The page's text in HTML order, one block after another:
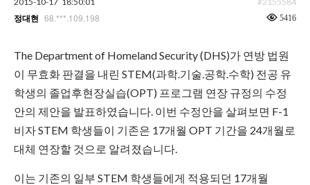
정대현 68.***.109.198 5416
The Department of Homeland Security (DHS)가 연방 법원
이 무효화 판결을 내린 STEM(과학.기술.공학.수학) 전공 유
학생의 졸업후현장실습(OPT) 프로그램 연장 규정의 수정
안의 제안을 발표하였습니다. 이번 수정안을 살펴보면 F-1
비자 STEM 학생들이 기존은 17개월 OPT 기간을 24개월로
대체 연장할 것으로 알려졌습니다.
이는 기존의 일부 STEM 학생들에게 적용되던 17개월